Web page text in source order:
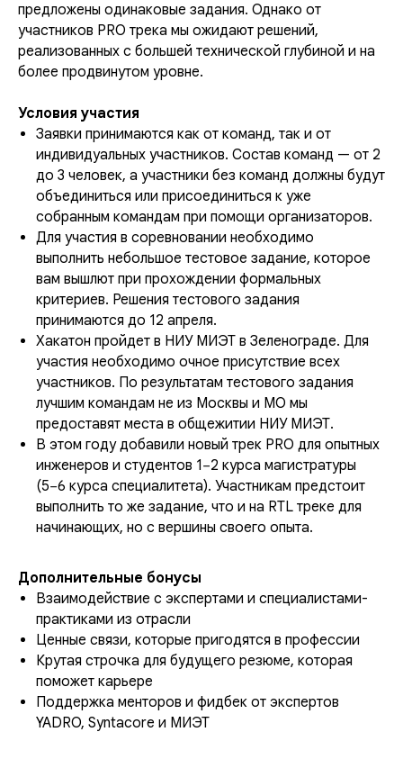
предложены одинаковые задания. Однако от
участников PRO трека мы ожидают решений,
реализованных с большей технической глубиной и на
более продвинутом уровне.
Условия участия
Заявки принимаются как от команд, так и от
индивидуальных участников. Состав команд — от 2
до 3 человек, а участники без команд должны будут
объединиться или присоединиться к уже
собранным командам при помощи организаторов.
Для участия в соревновании необходимо
выполнить небольшое тестовое задание, которое
вам вышлют при прохождении формальных
критериев. Решения тестового задания
принимаются до 12 апреля.
Хакатон пройдет в НИУ МИЭТ в Зеленограде. Для
участия необходимо очное присутствие всех
участников. По результатам тестового задания
лучшим командам не из Москвы и МО мы
предоставят места в общежитии НИУ МИЭТ.
В этом году добавили новый трек PRO для опытных
инженеров и студентов 1−2 курса магистратуры
(5−6 курса специалитета). Участникам предстоит
выполнить то же задание, что и на RTL треке для
начинающих, но с вершины своего опыта.
Дополнительные бонусы
Взаимодействие с экспертами и специалистами-
практиками из отрасли
Ценные связи, которые пригодятся в профессии
Крутая строчка для будущего резюме, которая
поможет карьере
Поддержка менторов и фидбек от экспертов
YADRO, Syntacore и МИЭТ